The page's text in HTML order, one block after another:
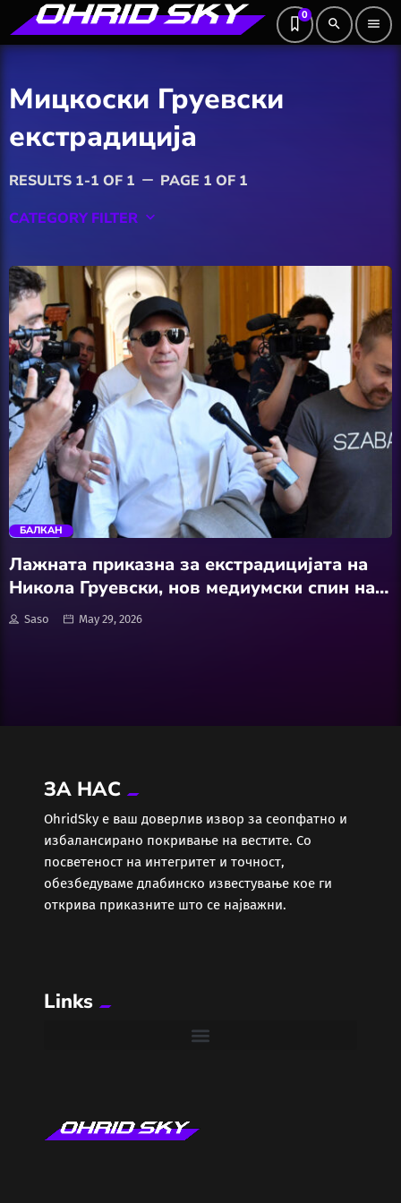
0
search menu
Мицкоски Груевски
екстрадиција
RESULTS 1-1 OF 1 remove PAGE 1 OF 1
CATEGORY FILTER keyboard_arrow_down
Hobby
Software
Wellness
АвтоКлуб
Балкан
Еротика
Забава
Здравје
Колумни
Лајфстајл
trending_flat
БАЛКАН
Лажната приказна за екстрадицијата на
Никола Груевски, нов медиумски спин на
власта: Унгарија може, Македонија не сака
Saso May 29, 2026
ЗА НАС
ОhridSky е ваш доверлив извор за сеопфатно и
избалансирано покривање на вестите. Со
посветеност на интегритет и точност,
обезбедуваме длабинско известување кое ги
открива приказните што се најважни.
Links